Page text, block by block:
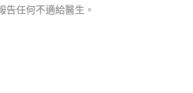
任何不適給醫生。